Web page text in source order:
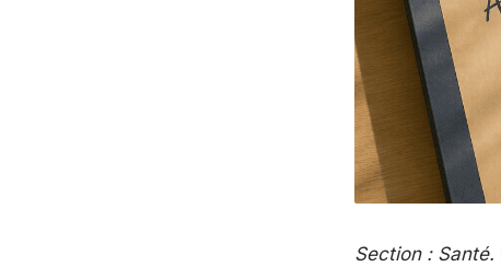
Section : Santé.